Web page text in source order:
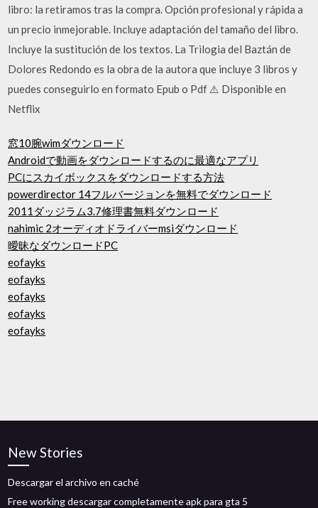
libro: la retiramos tras la compra. Opción profesional y rápida a
un precio inmejorable. Incluye adaptación del tamaño del libro.
Incluye la sustitución de los textos. La Trilogia del Baztán de
Dolores Redondo es la obra de la autora que incluye 3 libros y
puedes conseguirlo en formato Epub o Pdf ⚠️ Disponible en
Netflix
窓10腕wimダウンロード
Androidで動画をダウンロードするのに最適なアプリ
PCにスカイボックスをダウンロードする方法
powerdirector 14フルバージョンを無料でダウンロード
2011ダッジラム3.7修理書無料ダウンロード
nahimic 2オーディオドライバーmsiダウンロード
曖昧なダウンロードPC
eofayks
eofayks
eofayks
eofayks
eofayks
New Stories
Descargar el archivo en caché
Free working descargar completamente apk para gta 5